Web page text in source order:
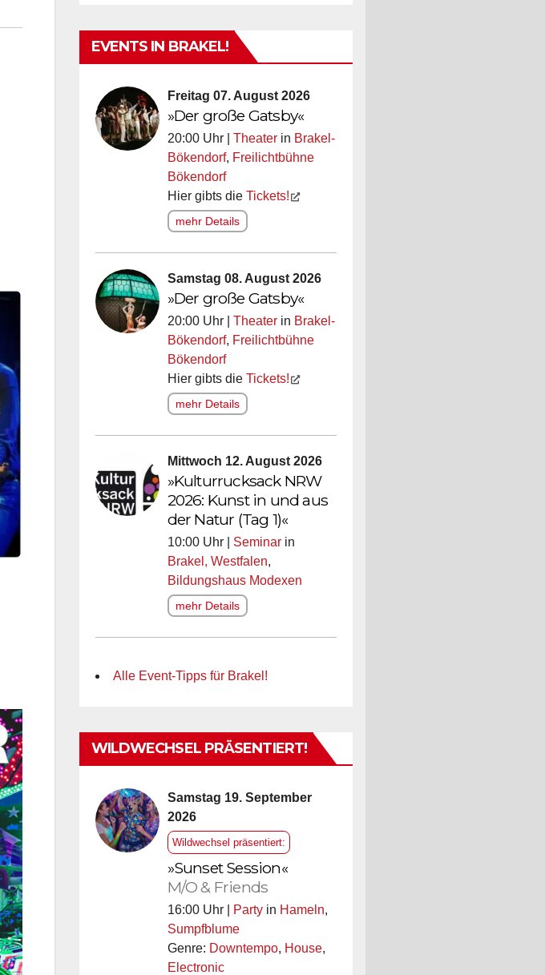
EVENTS IN BRAKEL!
Freitag 07. August 2026
»Der große Gatsby«
20:00 Uhr | Theaterin Brakel-
Bökendorf, Freilichtbühne
Bökendorf
Hier gibts die Tickets!
mehr Details
Samstag 08. August 2026
»Der große Gatsby«
20:00 Uhr | Theaterin Brakel-
Bökendorf, Freilichtbühne
Bökendorf
Hier gibts die Tickets!
mehr Details
Mittwoch 12. August 2026
»Kulturrucksack NRW
2026: Kunst in und aus
der Natur (Tag 1)«
10:00 Uhr | Seminarin
Brakel, Westfalen,
Bildungshaus Modexen
mehr Details
Alle Event-Tipps für Brakel!
WILDWECHSEL PRÄSENTIERT!
Samstag 19. September
2026
Wildwechsel präsentiert:
»Sunset Session«
M/O & Friends
16:00 Uhr | Partyin Hameln,
Sumpfblume
Genre: Downtempo, House,
Electronic